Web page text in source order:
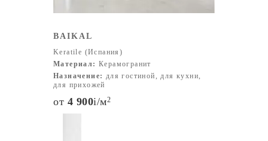
крупными производственными мощностями в своей
стране, внимательным отношением к каждому клиенту,
выполнением взятых на себя обязательств, следованием
актуальным тенденциям в области керамической
индустрии. Все это дает ей право позиционировать себя
BAIKAL
Keratile (Испания)
Материал: Керамогранит
Назначение: для гостиной, для кухни,
для прихожей
от 4 900i/м2